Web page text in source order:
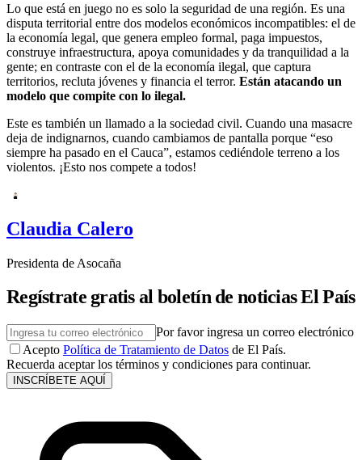
Lo que está en juego no es solo la seguridad de una región. Es una
disputa territorial entre dos modelos económicos incompatibles: el de
la economía legal, que genera empleo formal, paga impuestos,
construye infraestructura, apoya comunidades y da tranquilidad a la
gente; en contraste con el de la economía ilegal, que captura
territorios, recluta jóvenes y financia el terror. Están atacando un
modelo que compite con lo ilegal.
Este es también un llamado a la sociedad civil. Cuando una masacre
deja de indignarnos, cuando cambiamos de pantalla porque “eso
siempre ha pasado en el Cauca”, estamos cediéndole terreno a los
violentos. ¡Esto nos compete a todos!
Claudia Calero
Presidenta de Asocaña
Regístrate gratis al boletín de noticias El País
Por favor ingresa un correo electrónico
Acepto Política de Tratamiento de Datos de El País.
Recuerda aceptar los términos y condiciones para continuar.
INSCRÍBETE AQUÍ